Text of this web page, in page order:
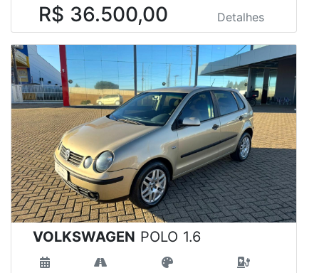
R$ 36.500,00 Detalhes
VOLKSWAGEN POLO 1.6